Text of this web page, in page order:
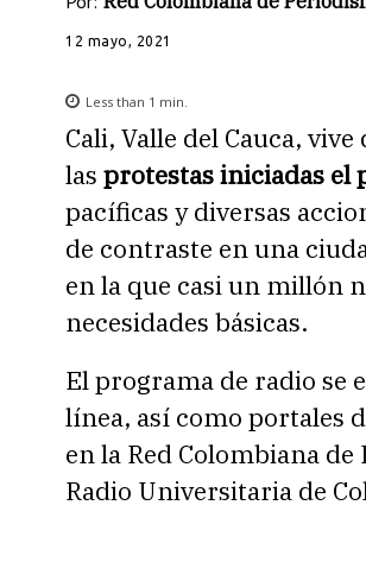
12 mayo, 2021
Less than 1 min.
Cali, Valle del Cauca,
las protestas iniciadas el
pacíficas y diversas
de contraste en una
en la que casi un millón
necesidades básicas.
El programa de radio se
línea, así como portales
en la Red Colombiana
Radio Universitaria de